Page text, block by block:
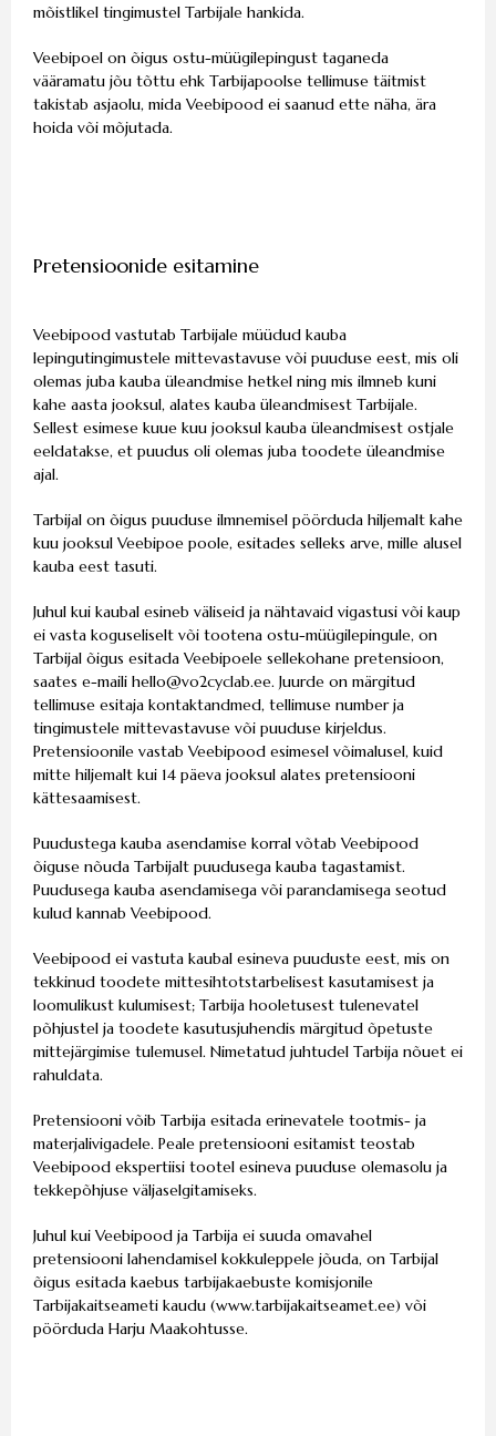
mõistlikel tingimustel Tarbijale hankida.
Veebipoel on õigus ostu-müügilepingust taganeda
vääramatu jõu tõttu ehk Tarbijapoolse tellimuse täitmist
takistab asjaolu, mida Veebipood ei saanud ette näha, ära
hoida või mõjutada.
Pretensioonide esitamine
Veebipood vastutab Tarbijale müüdud kauba
lepingutingimustele mittevastavuse või puuduse eest, mis oli
olemas juba kauba üleandmise hetkel ning mis ilmneb kuni
kahe aasta jooksul, alates kauba üleandmisest Tarbijale.
Sellest esimese kuue kuu jooksul kauba üleandmisest ostjale
eeldatakse, et puudus oli olemas juba toodete üleandmise
ajal.
Tarbijal on õigus puuduse ilmnemisel pöörduda hiljemalt kahe
kuu jooksul Veebipoe poole, esitades selleks arve, mille alusel
kauba eest tasuti.
Juhul kui kaubal esineb väliseid ja nähtavaid vigastusi või kaup
ei vasta koguseliselt või tootena ostu-müügilepingule, on
Tarbijal õigus esitada Veebipoele sellekohane pretensioon,
saates e-maili hello@vo2cyclab.ee. Juurde on märgitud
tellimuse esitaja kontaktandmed, tellimuse number ja
tingimustele mittevastavuse või puuduse kirjeldus.
Pretensioonile vastab Veebipood esimesel võimalusel, kuid
mitte hiljemalt kui 14 päeva jooksul alates pretensiooni
kättesaamisest.
Puudustega kauba asendamise korral võtab Veebipood
õiguse nõuda Tarbijalt puudusega kauba tagastamist.
Puudusega kauba asendamisega või parandamisega seotud
kulud kannab Veebipood.
Veebipood ei vastuta kaubal esineva puuduste eest, mis on
tekkinud toodete mittesihtotstarbelisest kasutamisest ja
loomulikust kulumisest; Tarbija hooletusest tulenevatel
põhjustel ja toodete kasutusjuhendis märgitud õpetuste
mittejärgimise tulemusel. Nimetatud juhtudel Tarbija nõuet ei
rahuldata.
Pretensiooni võib Tarbija esitada erinevatele tootmis- ja
materjalivigadele. Peale pretensiooni esitamist teostab
Veebipood ekspertiisi tootel esineva puuduse olemasolu ja
tekkepõhjuse väljaselgitamiseks.
Juhul kui Veebipood ja Tarbija ei suuda omavahel
pretensiooni lahendamisel kokkuleppele jõuda, on Tarbijal
õigus esitada kaebus tarbijakaebuste komisjonile
Tarbijakaitseameti kaudu (www.tarbijakaitseamet.ee) või
pöörduda Harju Maakohtusse.